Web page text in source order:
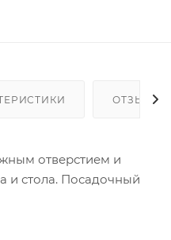
ОТЗЫВЫ
отверстием и
и стола. Посадочный